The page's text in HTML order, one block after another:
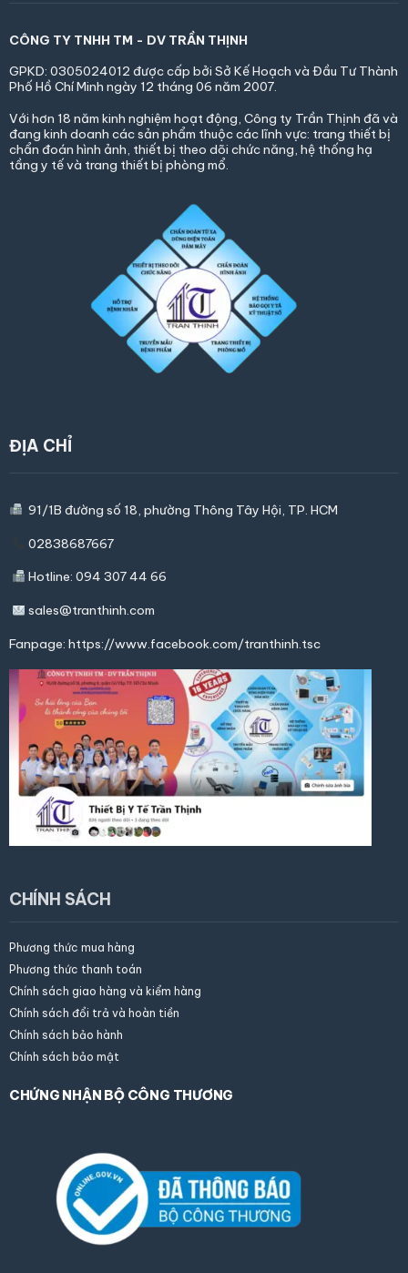
CÔNG TY TNHH TM - DV TRẦN THỊNH
GPKD: 0305024012 được cấp bởi Sở Kế Hoạch và Đầu Tư Thành
Phố Hồ Chí Minh ngày 12 tháng 06 năm 2007.
Với hơn 18 năm kinh nghiệm hoạt động, Công ty Trần Thịnh đã và
đang kinh doanh các sản phẩm thuộc các lĩnh vực: trang thiết bị
chẩn đoán hình ảnh, thiết bị theo dõi chức năng, hệ thống hạ
tầng y tế và trang thiết bị phòng mổ.
ĐỊA CHỈ
91/1B đường số 18, phường Thông Tây Hội, TP. HCM
02838687667
Hotline: 094 307 44 66
sales@tranthinh.com
Fanpage: https://www.facebook.com/tranthinh.tsc
CHÍNH SÁCH
Phương thức mua hàng
Phương thức thanh toán
Chính sách giao hàng và kiểm hàng
Chính sách đổi trả và hoàn tiền
Chính sách bảo hành
Chính sách bảo mật
CHỨNG NHẬN BỘ CÔNG THƯƠNG
AI
Trần Thịnh
Assistant
Trực tuyến
Địa chỉ Email